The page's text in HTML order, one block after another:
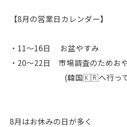
【8月の営業日カレンダー】
・11〜16日 お盆やすみ
・20〜22日 市場調査のためお
(韓国🇰🇷へ行ってき
8月はお休みの日が多く